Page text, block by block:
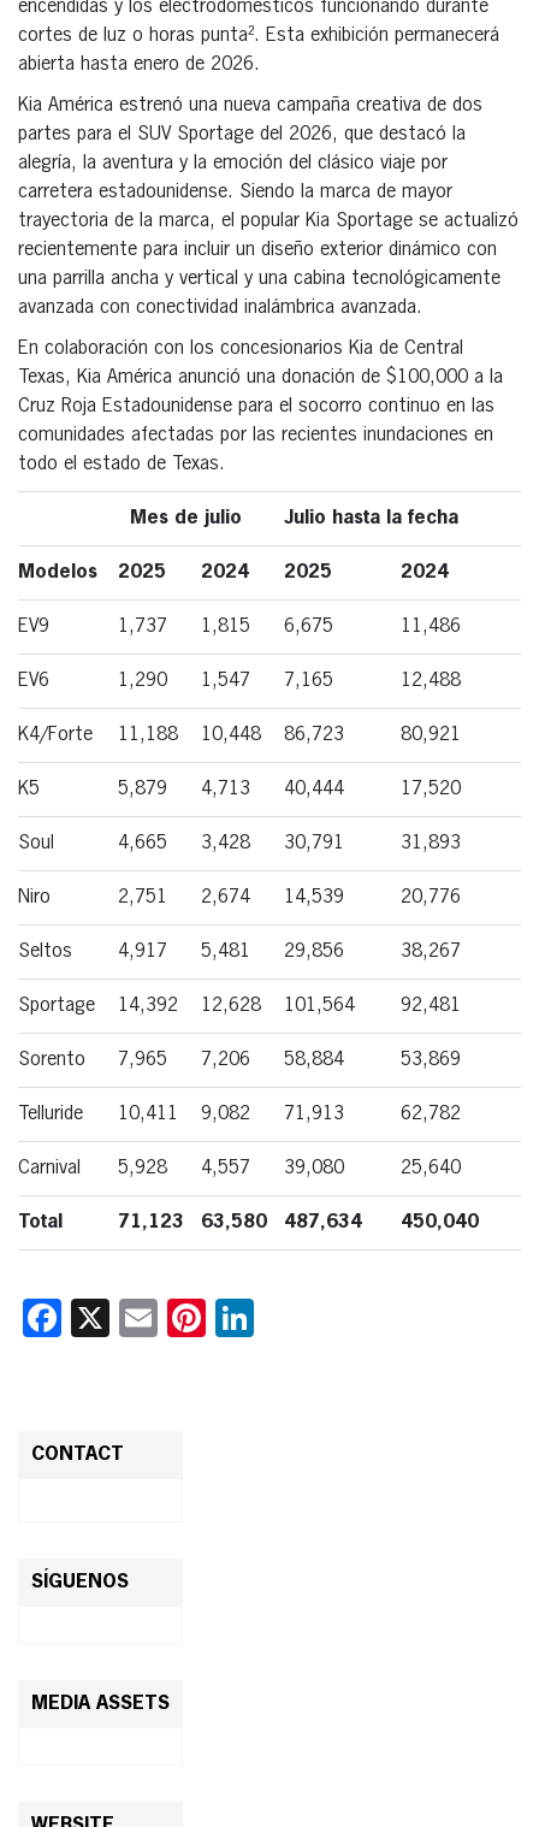
encendidas y los electrodomésticos funcionando durante
cortes de luz o horas punta². Esta exhibición permanecerá
abierta hasta enero de 2026.
Kia América estrenó una nueva campaña creativa de dos
partes para el SUV Sportage del 2026, que destacó la
alegría, la aventura y la emoción del clásico viaje por
carretera estadounidense. Siendo la marca de mayor
trayectoria de la marca, el popular Kia Sportage se actualizó
recientemente para incluir un diseño exterior dinámico con
una parrilla ancha y vertical y una cabina tecnológicamente
avanzada con conectividad inalámbrica avanzada.
En colaboración con los concesionarios Kia de Central
Texas, Kia América anunció una donación de $100,000 a la
Cruz Roja Estadounidense para el socorro continuo en las
comunidades afectadas por las recientes inundaciones en
todo el estado de Texas.
Mes de julio Julio hasta la fecha
Modelos 2025 2024 2025 2024
EV9 1,737 1,815 6,675 11,486
EV6 1,290 1,547 7,165 12,488
K4/Forte 11,188 10,448 86,723 80,921
K5 5,879 4,713 40,444 17,520
Soul 4,665 3,428 30,791 31,893
Niro 2,751 2,674 14,539 20,776
Seltos 4,917 5,481 29,856 38,267
Sportage 14,392 12,628 101,564 92,481
Sorento 7,965 7,206 58,884 53,869
Telluride 10,411 9,082 71,913 62,782
Carnival 5,928 4,557 39,080 25,640
Total 71,123 63,580 487,634 450,040
Facebook
X EmailPinterest
CONTACT
SÍGUENOS
MEDIA ASSETS